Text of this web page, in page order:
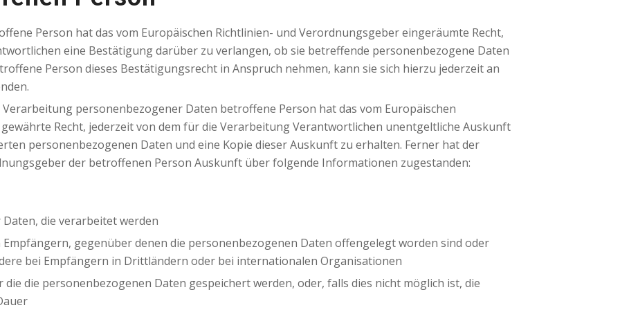
Person hat das vom Europäischen Richtlinien- und Verordnungsgeber eingeräumte Recht,
eine Bestätigung darüber zu verlangen, ob sie betreffende personenbezogene Daten
Person dieses Bestätigungsrecht in Anspruch nehmen, kann sie sich hierzu jederzeit an
personenbezogener Daten betroffene Person hat das vom Europäischen
Recht, jederzeit von dem für die Verarbeitung Verantwortlichen unentgeltliche Auskunft
personenbezogenen Daten und eine Kopie dieser Auskunft zu erhalten. Ferner hat der
der betroffenen Person Auskunft über folgende Informationen zugestanden:
die verarbeitet werden
gegenüber denen die personenbezogenen Daten offengelegt worden sind oder
bei Empfängern in Drittländern oder bei internationalen Organisationen
die personenbezogenen Daten gespeichert werden, oder, falls dies nicht möglich ist, die